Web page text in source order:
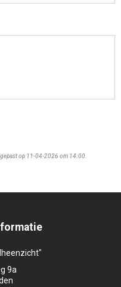
op 11-04-2026 om 14:00.
9a